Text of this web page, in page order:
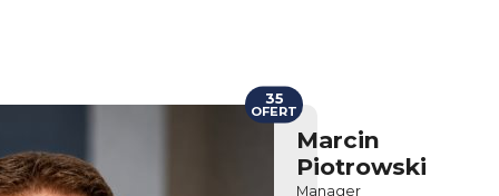
Marcin
Piotrowski
Manager
35
OFERT